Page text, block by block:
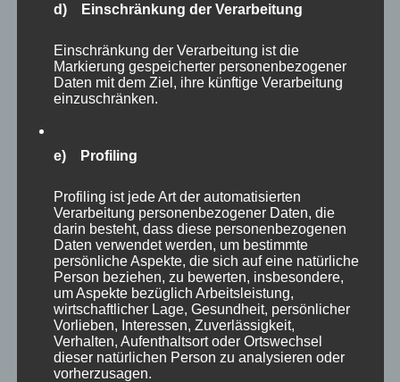
am
Dass beim SSV Grün-Weiß Gräfenthal nicht nur der
Fußball im Mittelpunkt steht, wurde beim
gelungenen Abend voller Sport, Spaß und guter
Stimmung. Zahlreiche Mannschaften lieferten
sich faire, spannende und teilweise sehr enge
Spiele. Die Atmosphäre in der Halle war durchweg
positiv, die Zuschauer sorgten für gute Stimmung
…
MEHRÜBER „ERFOLGREICHES
LESEN
d) Einschränkung der Verarbeitung
Einschränkung der Verarbeitung ist die
Markierung gespeicherter personenbezogener
Daten mit dem Ziel, ihre künftige Verarbeitung
einzuschränken.
e) Profiling
Profiling ist jede Art der automatisierten
Verarbeitung personenbezogener Daten, die
darin besteht, dass diese personenbezogenen
Daten verwendet werden, um bestimmte
persönliche Aspekte, die sich auf eine natürliche
Person beziehen, zu bewerten, insbesondere,
um Aspekte bezüglich Arbeitsleistung,
wirtschaftlicher Lage, Gesundheit, persönlicher
Vorlieben, Interessen, Zuverlässigkeit,
Verhalten, Aufenthaltsort oder Ortswechsel
dieser natürlichen Person zu analysieren oder
vorherzusagen.